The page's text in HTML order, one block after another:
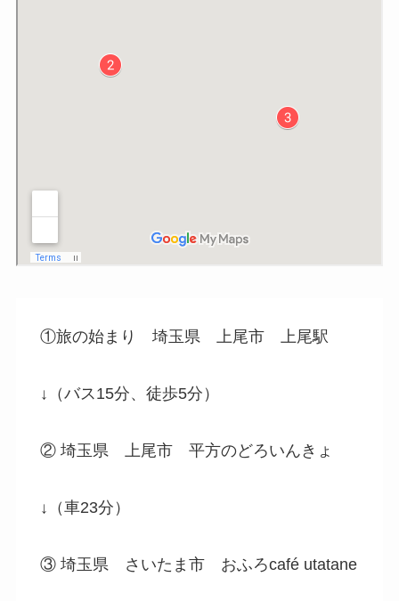
①旅の始まり 埼玉県 上尾市 上尾駅
↓（バス15分、徒歩5分）
② 埼玉県 上尾市 平方のどろいんきょ
↓（車23分）
③ 埼玉県 さいたま市 おふろcafé utatane